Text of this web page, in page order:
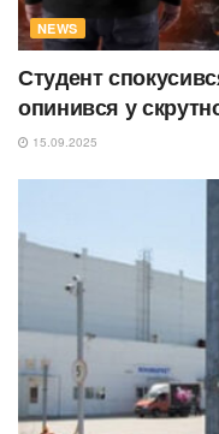
NEWS
Студент
опинився у
15.09.2025